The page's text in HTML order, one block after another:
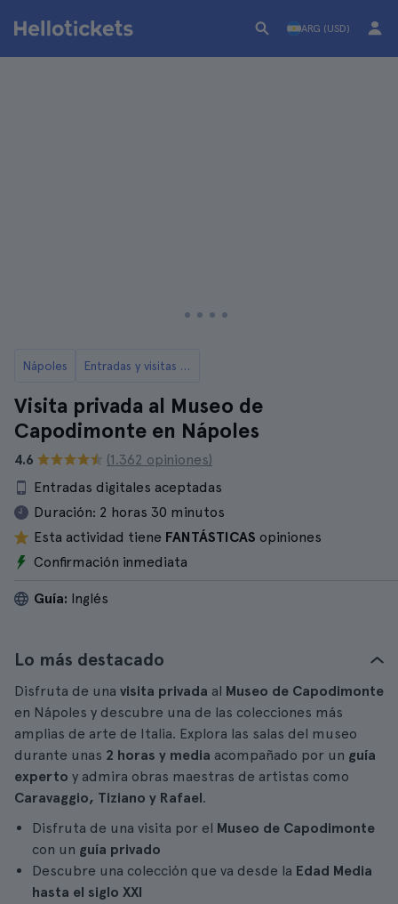
ARG (USD)
Nápoles Entradas y visitas a los museos de Nápoles
Visita privada al Museo de
Capodimonte en Nápoles
4.6
(1.362 opiniones)
Entradas digitales aceptadas
Duración: 2 horas 30 minutos
Esta actividad tiene FANTÁSTICAS opiniones
Confirmación inmediata
Guía: Inglés
Lo más destacado
Disfruta de una visita privada al Museo de Capodimonte
en Nápoles y descubre una de las colecciones más
amplias de arte de Italia. Explora las salas del museo
durante unas 2 horas y media acompañado por un guía
experto y admira obras maestras de artistas como
Caravaggio, Tiziano y Rafael.
Disfruta de una visita por el Museo de Capodimonte
con un guía privado
Descubre una colección que va desde la Edad Media
hasta el siglo XXI